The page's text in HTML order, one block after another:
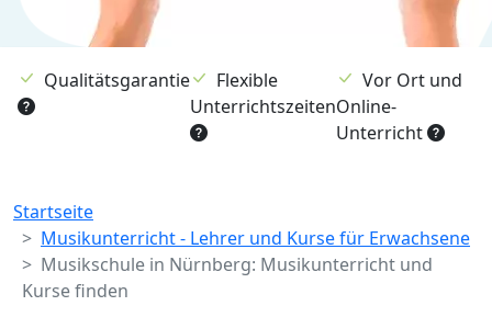
Qualitätsgarantie
Flexible
Unterrichtszeiten
Vor Ort und
Online-
Unterricht
Breadcrumb
Startseite
Musikunterricht - Lehrer und Kurse für Erwachsene
Musikschule in Nürnberg: Musikunterricht und
Kurse finden